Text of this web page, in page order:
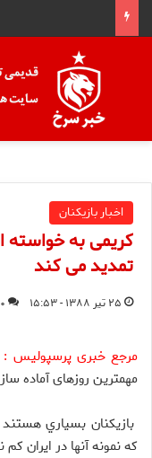
اخبار بازیکنان
کریمی به خواسته
تمدید می کند
۲۵ تیر ۱۳۸۸ - ۱۵:۵۳ ۰
مرجع خبری پرسپولیس :
مهمترین روزهای آماده
بازيكنان بسياري
كه نمونه آنها در ايران